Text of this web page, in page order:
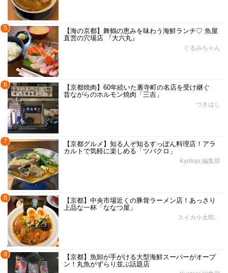
5
【海の京都】舞鶴の恵みを味わう海鮮ランチ♡ 魚屋
直営の穴場店 『大六丸』
ぐるみちゃん
6
【京都焼肉】60年続いた裏寺町の名店を受け継ぐ
昔ながらのホルモン焼肉「三吉」
つきはし
7
【京都グルメ】知る人ぞ知るすっぽん料理店！アラ
カルトで気軽に楽しめる「ツバクロ」
Kyotopi 編集部
8
【京都】中央市場近くの豚骨ラーメン店！あっさり
上品な一杯「ななつ屋」
スイカ小太郎。
9
【京都】魚卸が手がける大型海鮮スーパーがオープ
ン！丸魚がずらり並ぶ話題店